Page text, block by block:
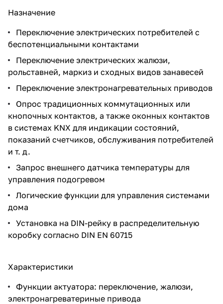
Назначение
Переключение электрических потребителей с
беспотенциальными контактами
Переключение электрических жалюзи,
рольставней, маркиз и сходных видов занавесей
Переключение электронагревательных приводов
Опрос традиционных коммутационных или
кнопочных контактов, а также оконных контактов
в системах KNX для индикации состояний,
показаний счетчиков, обслуживания потребителей
и т. д.
Запрос внешнего датчика температуры для
управления подогревом
Логические функции для управления системами
дома
Установка на DIN-рейку в распределительную
коробку согласно DIN EN 60715
Характеристики
Функции актуатора: переключение, жалюзи,
электронагреватериные привода